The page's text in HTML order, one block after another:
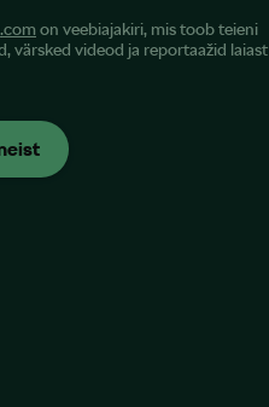
on veebiajakiri, mis toob teieni
värsked videod ja reportaažid laiast